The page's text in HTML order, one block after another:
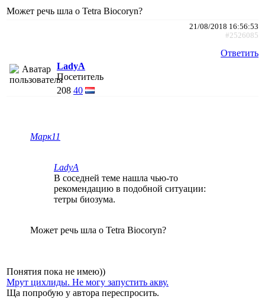
Может речь шла о Tetra Biocoryn?
21/08/2018 16:56:53
#2526085
Ответить
LadyA
Посетитель
208 40
Марк11
LadyA
В соседней теме нашла чью-то
рекомендацию в подобной ситуации:
тетры биозума.
Может речь шла о Tetra Biocoryn?
Понятия пока не имею))
Мрут цихлиды. Не могу запустить акву.
Ща попробую у автора переспросить.